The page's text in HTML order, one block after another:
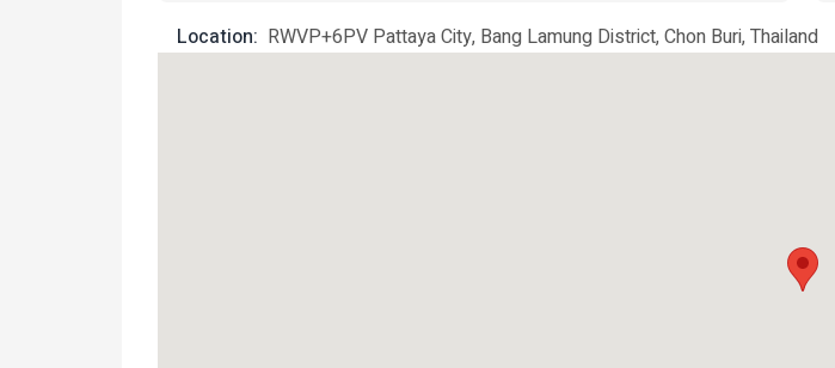
Location: RWVP+6PV Pattaya City, Bang Lamung District, Chon Buri, Thailand